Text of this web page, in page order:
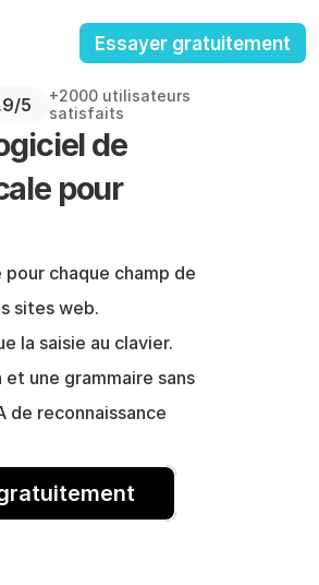
Essayer gratuitement
5
+2000 utilisateurs
satisfaits
de
pour
chaque champ de
sites web.
la saisie au clavier.
une grammaire sans
de reconnaissance